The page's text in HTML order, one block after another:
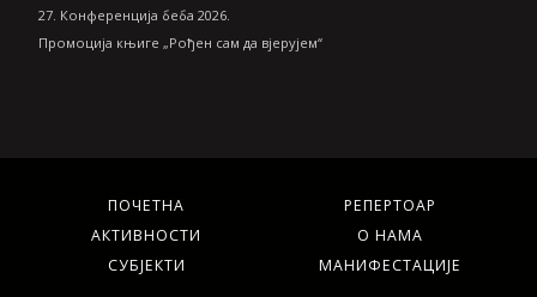
27. Конференција беба 2026.
Промоција књиге „Рођен сам да вјерујем“
ПОЧЕТНА
РЕПЕРТОАР
АКТИВНОСТИ
О НАМА
СУБЈЕКТИ
МАНИФЕСТАЦИЈЕ